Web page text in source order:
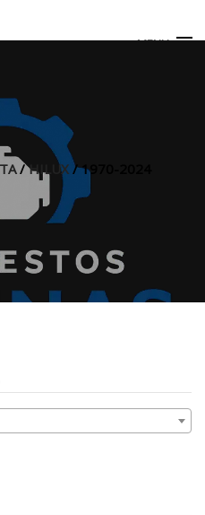
MENU
/HILUX/ 1970-2024